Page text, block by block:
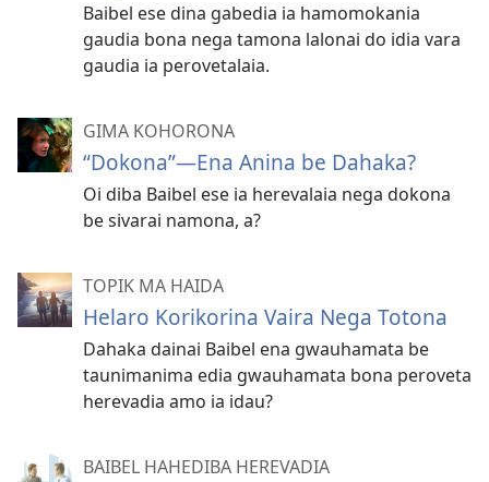
Baibel ese dina gabedia ia hamomokania
gaudia bona nega tamona lalonai do idia vara
gaudia ia perovetalaia.
GIMA KOHORONA
“Dokona”—Ena Anina be Dahaka?
Oi diba Baibel ese ia herevalaia nega dokona
be sivarai namona, a?
TOPIK MA HAIDA
Helaro Korikorina Vaira Nega Totona
Dahaka dainai Baibel ena gwauhamata be
taunimanima edia gwauhamata bona peroveta
herevadia amo ia idau?
BAIBEL HAHEDIBA HEREVADIA